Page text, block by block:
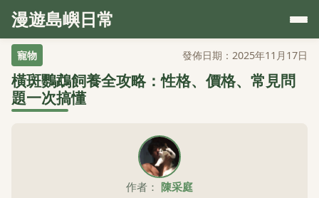
漫遊島嶼日常
寵物 發佈日期：2025年11月17日
橫斑鸚鵡飼養全攻略：性格、價格、常見問
題一次搞懂
作者： 陳采庭